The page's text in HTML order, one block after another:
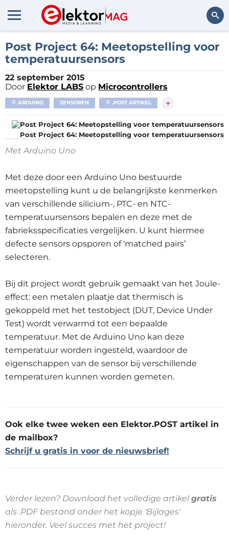
Zoeken
Post Project 64: Meetopstelling voor
temperatuursensors
22 september 2015
Door Elektor LABS op Microcontrollers
ARDUINO SENSOREN .POST ARTIKEL +
Post Project 64: Meetopstelling voor temperatuursensors
Met Arduino Uno
Met deze door een Arduino Uno bestuurde
meetopstelling kunt u de belangrijkste kenmerken
van verschillende silicium-, PTC- en NTC-
temperatuursensors bepalen en deze met de
fabrieksspecificaties vergelijken. U kunt hiermee
defecte sensors opsporen of ‘matched pairs’
selecteren.
Bij dit project wordt gebruik gemaakt van het Joule-
effect: een metalen plaatje dat thermisch is
gekoppeld met het testobject (DUT, Device Under
Test) wordt verwarmd tot een bepaalde
temperatuur. Met de Arduino Uno kan deze
temperatuur worden ingesteld, waardoor de
eigenschappen van de sensor bij verschillende
temperaturen kunnen worden gemeten.
Ook elke twee weken een Elektor.POST artikel in
de mailbox?
Schrijf u gratis in voor de nieuwsbrief!
Verder lezen? Download het volledige artikel gratis
als .PDF bestand onder het kopje 'Bijlages'
hieronder. Veel succes met het project!